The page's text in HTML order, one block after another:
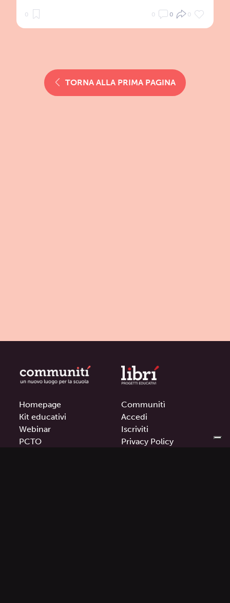
0 0 0 0
TORNA ALLA PRIMA PAGINA
Homepage
Kit educativi
Webinar
PCTO
Communitì
Accedi
Iscriviti
Privacy Policy